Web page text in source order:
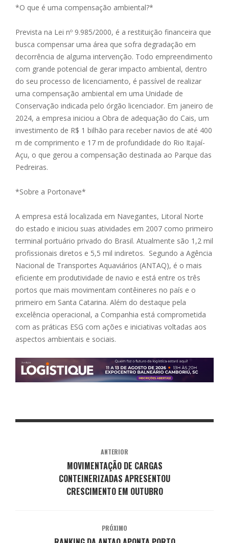
*O que é uma compensação ambiental?*
Prevista na Lei nº 9.985/2000, é a restituição financeira que
busca compensar uma área que sofra degradação em
decorrência de alguma intervenção. Todo empreendimento
com grande potencial de gerar impacto ambiental, dentro
do seu processo de licenciamento, é passível de realizar
uma compensação ambiental em uma Unidade de
Conservação indicada pelo órgão licenciador. Em janeiro de
2024, a empresa iniciou a Obra de adequação do Cais, um
investimento de R$ 1 bilhão para receber navios de até 400
m de comprimento e 17 m de profundidade do Rio Itajaí-
Açu, o que gerou a compensação destinada ao Parque das
Pedreiras.
*Sobre a Portonave*
A empresa está localizada em Navegantes, Litoral Norte
do estado e iniciou suas atividades em 2007 como primeiro
terminal portuário privado do Brasil. Atualmente são 1,2 mil
profissionais diretos e 5,5 mil indiretos. Segundo a Agência
Nacional de Transportes Aquaviários (ANTAQ), é o mais
eficiente em produtividade de navio e está entre os três
portos que mais movimentam contêineres no país e o
primeiro em Santa Catarina. Além do destaque pela
excelência operacional, a Companhia está comprometida
com as práticas ESG com ações e iniciativas voltadas aos
aspectos ambientais e sociais.
ANTERIOR
MOVIMENTAÇÃO DE CARGAS
CONTEINERIZADAS APRESENTOU
CRESCIMENTO EM OUTUBRO
PRÓXIMO